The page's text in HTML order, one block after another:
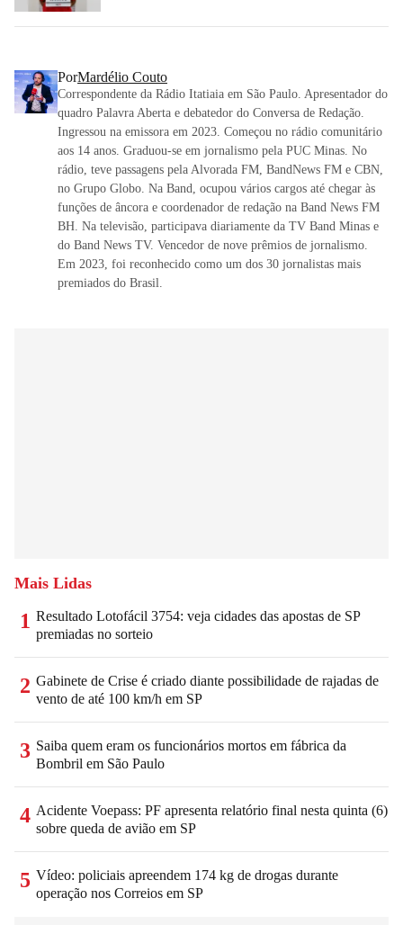
PorMardélio Couto
Correspondente da Rádio Itatiaia em São Paulo. Apresentador do
quadro Palavra Aberta e debatedor do Conversa de Redação.
Ingressou na emissora em 2023. Começou no rádio comunitário
aos 14 anos. Graduou-se em jornalismo pela PUC Minas. No
rádio, teve passagens pela Alvorada FM, BandNews FM e CBN,
no Grupo Globo. Na Band, ocupou vários cargos até chegar às
funções de âncora e coordenador de redação na Band News FM
BH. Na televisão, participava diariamente da TV Band Minas e
do Band News TV. Vencedor de nove prêmios de jornalismo.
Em 2023, foi reconhecido como um dos 30 jornalistas mais
premiados do Brasil.
Mais Lidas
1 Resultado Lotofácil 3754: veja cidades das apostas de SP
premiadas no sorteio
2 Gabinete de Crise é criado diante possibilidade de rajadas de
vento de até 100 km/h em SP
3 Saiba quem eram os funcionários mortos em fábrica da
Bombril em São Paulo
4 Acidente Voepass: PF apresenta relatório final nesta quinta (6)
sobre queda de avião em SP
5 Vídeo: policiais apreendem 174 kg de drogas durante
operação nos Correios em SP